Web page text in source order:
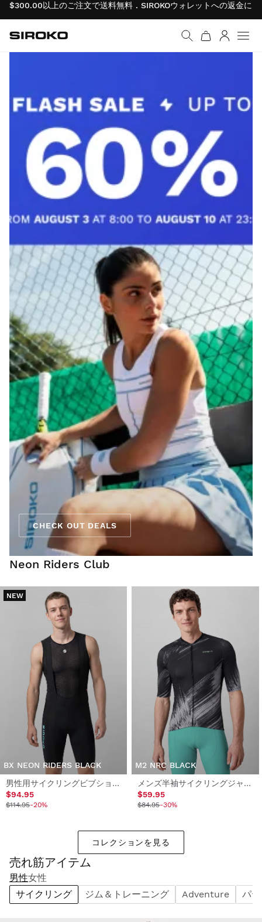
以上のご注文で送料無料 . SIROKOウォレットへの返金による商
ホームページへ移動
Siroko.com
CHECK OUT DEALS
Neon Riders Club
NEW
BX NEON RIDERS BLACK
男性用サイクリングビブショーツ
$94.95
$114.95-20%
M2 NRC BLACK
メンズ半袖サイクリングジャージ
$59.95
$84.95-30%
コレクションを見る
売れ筋アイテム
男性女性
サイクリング
ジム＆トレーニング Adventure パ